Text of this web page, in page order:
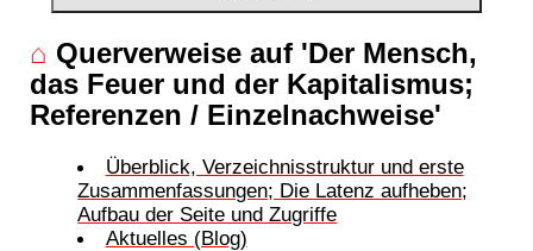
⌂ Querverweise auf 'Der Mensch,
das Feuer und der Kapitalismus;
Referenzen / Einzelnachweise'
Überblick, Verzeichnisstruktur und erste
Zusammenfassungen; Die Latenz aufheben;
Aufbau der Seite und Zugriffe
Aktuelles (Blog)